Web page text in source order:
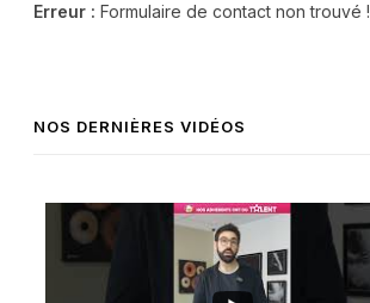
Erreur : Formulaire de contact non trouvé !
NOS DERNIÈRES VIDÉOS